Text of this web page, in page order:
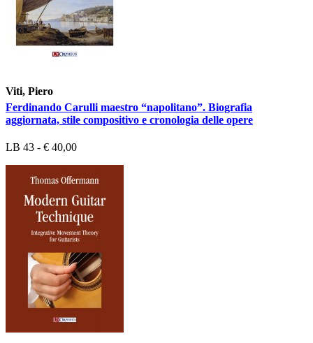
Viti, Piero
Ferdinando Carulli maestro “napolitano”. Biografia
aggiornata, stile compositivo e cronologia delle opere
LB 43 - € 40,00